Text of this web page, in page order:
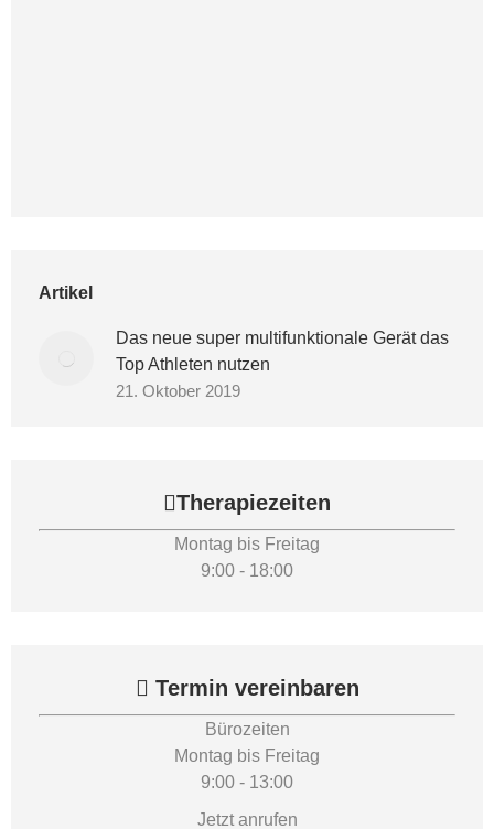
Artikel
Das neue super multifunktionale Gerät das
Top Athleten nutzen
21. Oktober 2019
Therapiezeiten
Montag bis Freitag
9:00 - 18:00
Termin vereinbaren
Bürozeiten
Montag bis Freitag
9:00 - 13:00
Jetzt anrufen